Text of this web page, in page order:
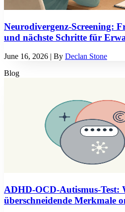
Neurodivergenz-Screening:
und nächste Schritte für
June 16, 2026 | By Declan Stone
Blog
ADHD-OCD-Autismus-Test:
überschneidende Merkmale